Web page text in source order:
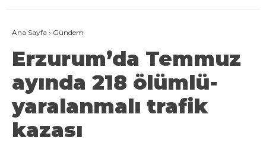
Ana Sayfa › Gündem
Erzurum’da Temmuz
ayında 218 ölümlü-
yaralanmalı trafik
kazası